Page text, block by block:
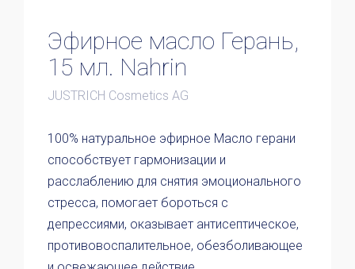
Эфирное масло Герань,
15 мл. Nahrin
JUSTRICH Cosmetics AG
100% натуральное эфирное Масло герани
способствует гармонизации и
расслаблению для снятия эмоционального
стресса, помогает бороться с
депрессиями, оказывает антисептическое,
противовоспалительное, обезболивающее